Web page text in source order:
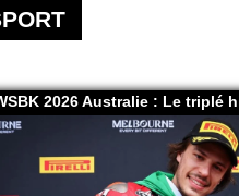
2026 Australie : Le triplé